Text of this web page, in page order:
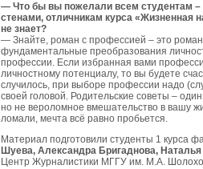
— Что бы вы пожелали всем студентам –
стенами, отличникам курса «Жизненная
не знает?
— Знайте, роман с профессией – это
фундаментальные преобразования
профессии. Если избранная вами
личностному потенциалу, то вы будете
случилось, при выборе профессии надо
своей головой. Родительские советы –
но не вероломное вмешательство в вашу
ломали, мечта всё равно пробьется.
Материал подготовили студенты 1 курса
Шуева, Александра Бригаднова,
Центр Журналистики МГГУ им. М.А.